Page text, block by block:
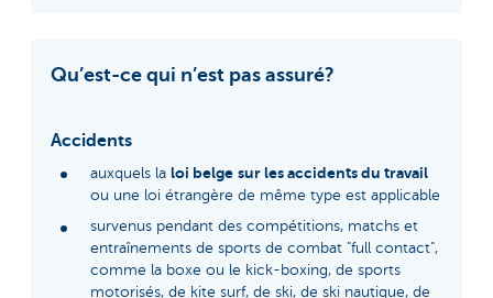
Qu’est-ce qui n’est pas assuré?
Accidents
auxquels la loi belge sur les accidents du travail
ou une loi étrangère de même type est applicable
survenus pendant des compétitions, matchs et
entraînements de sports de combat "full contact",
comme la boxe ou le kick-boxing, de sports
motorisés, de kite surf, de ski, de ski nautique, de